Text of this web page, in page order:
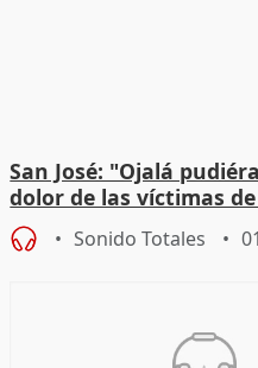
San José: "Ojalá
dolor de las víctimas de
Sonido Totales